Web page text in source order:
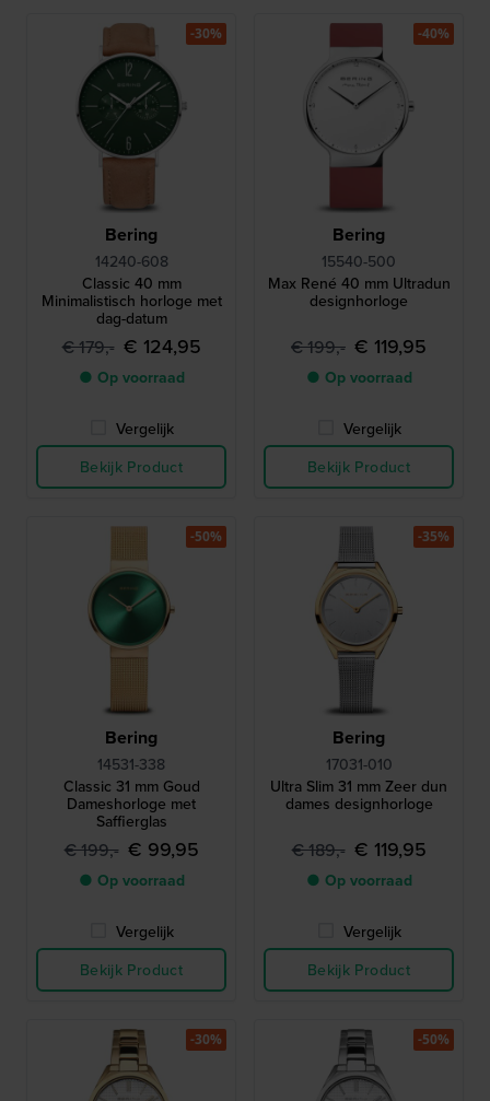
Bering
14240-608
Classic 40 mm
Minimalistisch horloge met
dag-datum
€ 179,- € 124,95
● Op voorraad
Vergelijk
Bekijk Product
-30%
Bering
15540-500
Max René 40 mm Ultradun
designhorloge
€ 199,- € 119,95
● Op voorraad
Vergelijk
Bekijk Product
-40%
Bering
14531-338
Classic 31 mm Goud
Dameshorloge met
Saffierglas
€ 199,- € 99,95
● Op voorraad
Vergelijk
Bekijk Product
-50%
Bering
17031-010
Ultra Slim 31 mm Zeer dun
dames designhorloge
€ 189,- € 119,95
● Op voorraad
Vergelijk
Bekijk Product
-35%
-30% -50%